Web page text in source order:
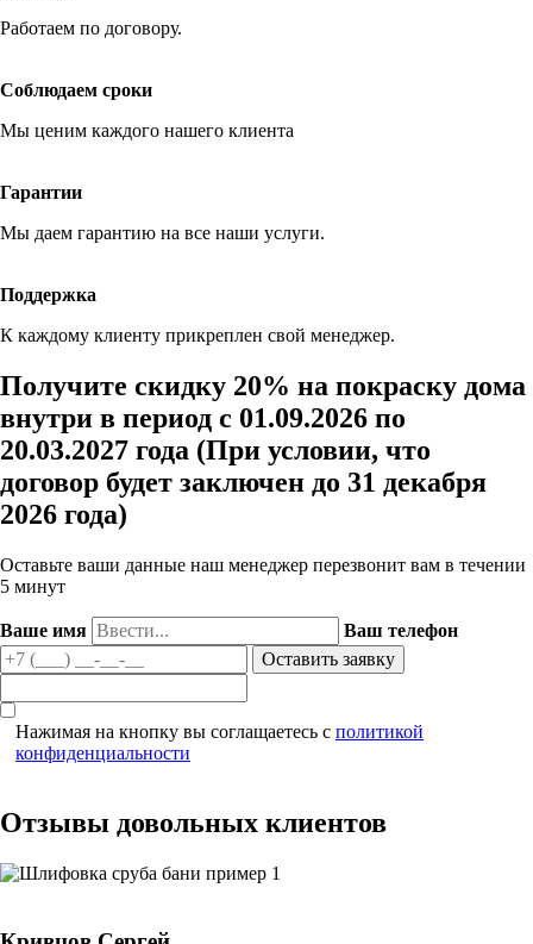
Работаем по договору.
Соблюдаем сроки
Мы ценим каждого нашего клиента
Гарантии
Мы даем гарантию на все наши услуги.
Поддержка
К каждому клиенту прикреплен свой менеджер.
Получите скидку 20% на покраску дома
внутри в период с 01.09.2026 по
20.03.2027 года (При условии, что
договор будет заключен до 31 декабря
2026 года)
Оставьте ваши данные наш менеджер перезвонит вам в течении
5 минут
Ваше имя Ваш телефон
Нажимая на кнопку вы соглащаетесь с политикой
конфиденциальности
Отзывы довольных клиентов